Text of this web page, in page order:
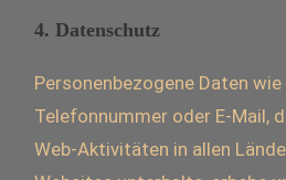
4. Datenschutz
Personenbezogene Daten
Telefonnummer oder E-Mail,
Web-Aktivitäten in allen